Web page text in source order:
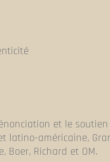
et le
latino-américaine,
Boer, Richard et OM.